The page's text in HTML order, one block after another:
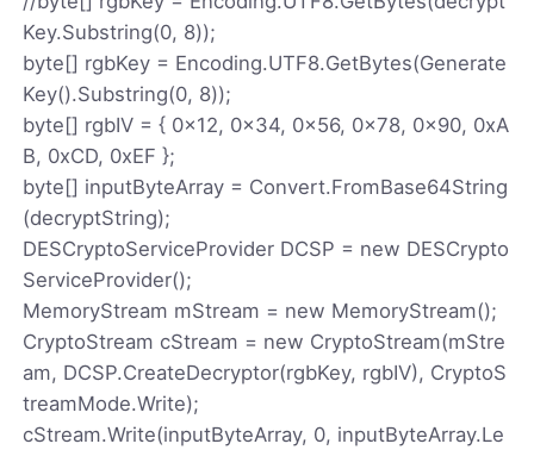
Key.Substring(0, 8));
byte[] rgbKey = Encoding.UTF8.GetBytes(Generate
Key().Substring(0, 8));
byte[] rgbIV = { 0x12, 0x34, 0x56, 0x78, 0x90, 0xA
B, 0xCD, 0xEF };
byte[] inputByteArray = Convert.FromBase64String
(decryptString);
DESCryptoServiceProvider DCSP = new DESCrypto
ServiceProvider();
MemoryStream mStream = new MemoryStream();
CryptoStream cStream = new CryptoStream(mStre
am, DCSP.CreateDecryptor(rgbKey, rgbIV), CryptoS
treamMode.Write);
cStream.Write(inputByteArray, 0, inputByteArray.Le